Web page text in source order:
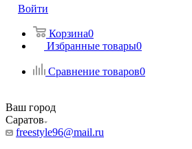
Войти
Корзина0
Избранные товары0
Сравнение товаров0
Ваш город
Саратов
freestyle96@mail.ru